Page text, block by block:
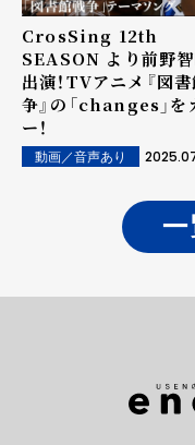
CrosSing 12th
SEASON より前野
出演！TVアニメ『図
争』の「changes」を
ー！
動画／音声あり
一